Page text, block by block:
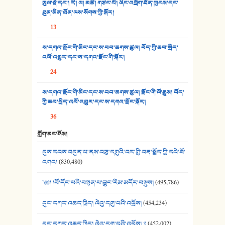
34. ཉི་མ་སེམས་ལ་ཞོག་དང་། - ཟླ་སྒྲོན།
36. ཟླ་གཞོན་སྙན་དབྱངས། - ཟླ་སྒྲོན།
38. ཡབ་ཡུམ། - ཟླ་སྒྲོན།
ཡུལ་སྡེ་དང་། རི། ལ། མཚོ། གཙང་པོ། ཞིང་འབྲོག་ཐོན་ཁུངས་དང་
ཐུན་མིན་ཐོན་ལས་སོགས་ཀྱི་སྐོར།
13
ས་དགའ་རྫོང་གི་མིང་དང་ས་བབ་ཆགས་ཚུལ། བོད་ཀྱི་ཆབ་སྲིད་
འཕོ་འགྱུར་དང་ས་དགའ་རྫོང་གི་སྐོར།
24
ས་དགའ་རྫོང་གི་མིང་དང་ས་བབ་ཆགས་ཚུལ། རྫོང་གི་ལོ་རྒྱུས། བོད་
ཀྱི་ཆབ་སྲིད་འཕོ་འགྱུར་དང་ས་དགའ་རྫོང་སྐོར།
36
ཀློག་མང་ཤོས།
དུས་རབས་བདུན་པ་ནས་བཅུ་དགུའི་བར་གྱི་བརྡ་སྤྲོད་ཀྱི་དཔེ་ཐོ་
འགའ།(830,480)
༄༅། །བོ་དོང་པའི་བསྟན་པ་བྱུང་རིམ་མདོར་བསྡུས།(495,786)
དུང་དཀར་འཆད་ཁྲིད། ལེའུ་དགུ་པའི་འཕྲོས།(454,234)